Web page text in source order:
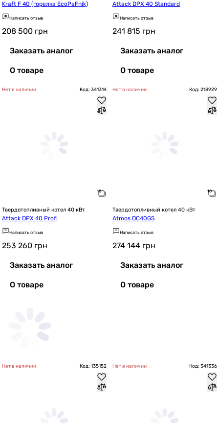
Kraft F 40 (горелка EcoPaFnik)
Написать отзыв
208 500 грн
Заказать аналог
О товаре
Attack DPX 40 Standard
Написать отзыв
241 815 грн
Заказать аналог
О товаре
Нет в наличии Код: 341314
Твердотопливный котел 40 кВт
Attack DPX 40 Profi
Написать отзыв
253 260 грн
Заказать аналог
О товаре
Нет в наличии Код: 218929
Твердотопливный котел 40 кВт
Atmos DC40GS
Написать отзыв
274 144 грн
Заказать аналог
О товаре
Нет в наличии Код: 135152 Нет в наличии Код: 341336